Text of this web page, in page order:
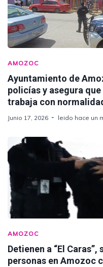
AMOZOC
Ayuntamiento de
policías y asegura
trabaja con
Junio 17, 2026 leido hace un
AMOZOC
Detienen a “El
personas en Amozoc